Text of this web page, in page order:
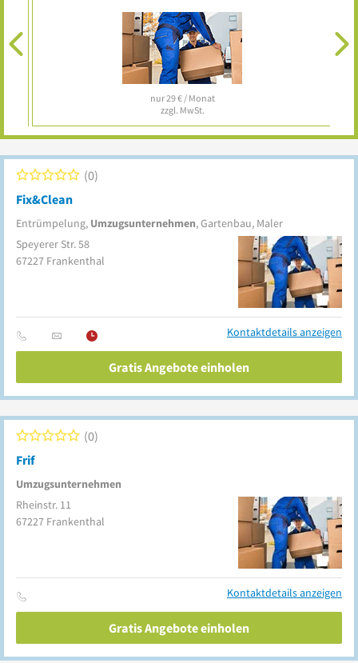
nur 29 € / Monat
zzgl. MwSt.
Fix&Clean
Entrümpelung, Umzugsunternehmen, Gartenbau, Maler
0
Speyerer Str. 58
67227 Frankenthal
Kontaktdetails anzeigen
Gratis Angebote einholen
Frif
Umzugsunternehmen
0
Rheinstr. 11
67227 Frankenthal
Kontaktdetails anzeigen
Gratis Angebote einholen